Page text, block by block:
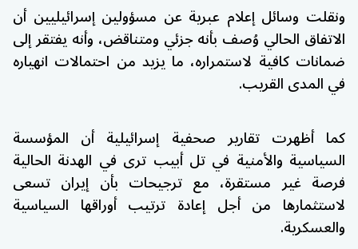
ونقلت وسائل إعلام عبرية عن مسؤولين إسرائيليين أن
الاتفاق الحالي وُصف بأنه جزئي ومتناقض، وأنه يفتقر إلى
ضمانات كافية لاستمراره، ما يزيد من احتمالات انهياره
في المدى القريب.
كما أظهرت تقارير صحفية إسرائيلية أن المؤسسة
السياسية والأمنية في تل أبيب ترى في الهدنة الحالية
فرصة غير مستقرة، مع ترجيحات بأن إيران تسعى
لاستثمارها من أجل إعادة ترتيب أوراقها السياسية
والعسكرية.